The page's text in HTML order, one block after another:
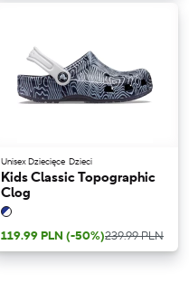
Unisex Dziecięce Dzieci
Kids Classic Topographic
Clog
119.99 PLN (-50%)239.99 PLN